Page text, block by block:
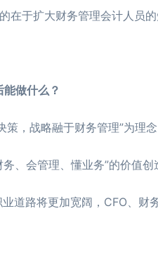
在于扩大财务管理会计人员
做什么？
，战略融于财务管理”为理
、会管理、懂业务”的价值创
路将更加宽阔，CFO、财